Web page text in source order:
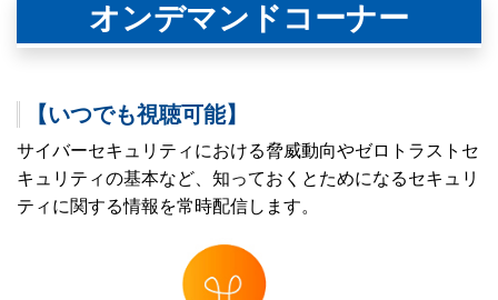
オンデマンドコーナー
【いつでも視聴可能】
サイバーセキュリティにおける脅威動向やゼロトラストセ
キュリティの基本など、知っておくとためになるセキュリ
ティに関する情報を常時配信します。